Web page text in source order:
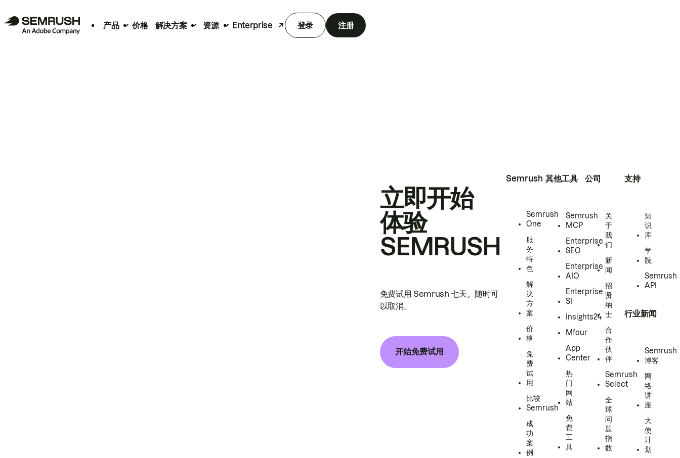
产品 价格 解决方案 资源 Enterprise 登录 注册
立即开始
体验
SEMRUSH
免费试用 Semrush 七天。随时可
以取消。
开始免费试用
Semrush
Semrush
One
服
务
特
色
解
决
方
案
价
格
免
费
试
用
比较
Semrush
成
功
案
例
其他工具
Semrush
MCP
Enterprise
SEO
Enterprise
AIO
Enterprise
SI
Insights24
Mfour
App
Center
热
门
网
站
免
费
工
具
公司
关
于
我
们
新
闻
招
贤
纳
士
合
作
伙
伴
Semrush
Select
全
球
问
题
指
数
支持
知
识
库
学
院
Semrush
API
行业新闻
Semrush
博客
网
络
讲
座
大
使
计
划